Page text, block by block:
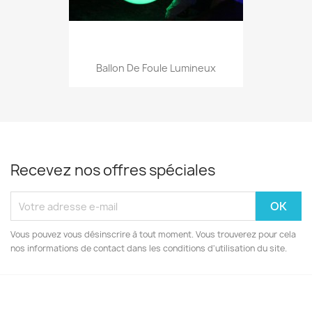
Ballon De Foule Lumineux
Recevez nos offres spéciales
Vous pouvez vous désinscrire à tout moment. Vous trouverez pour cela
nos informations de contact dans les conditions d'utilisation du site.